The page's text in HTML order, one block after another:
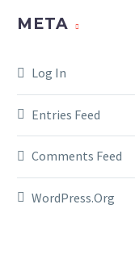
META
Log In
Entries Feed
Comments Feed
WordPress.org